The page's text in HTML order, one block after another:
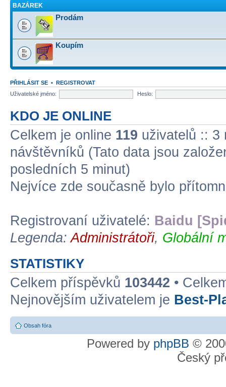
BAZÁREK
Prodám
Koupím
PŘIHLÁSIT SE • REGISTROVAT
Uživatelské jméno:
Heslo:
KDO JE ONLINE
Celkem je online 119 uživatelů :: 3
návštěvníků (Tato data jsou
posledních 5 minut)
Nejvíce zde současně bylo
Registrovaní uživatelé: Baidu
Legenda:Administrátoři, Globální
STATISTIKY
Celkem příspěvků 103442 •
Nejnovějším uživatelem je Best-
Obsah fóra
Powered by phpBB ©
Český